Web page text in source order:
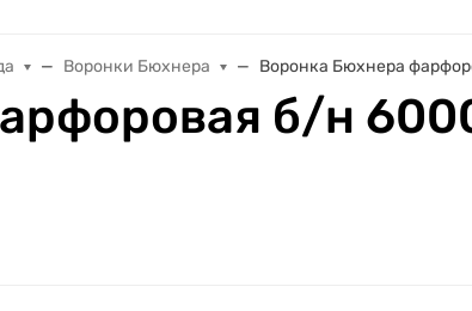
Воронки Бюхнера Воронка Бюхнера
б/н